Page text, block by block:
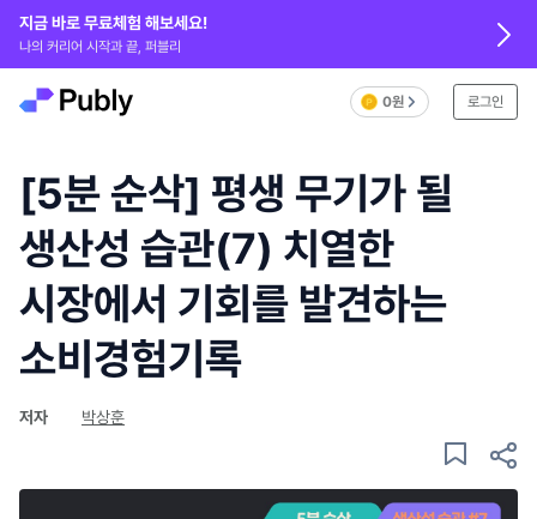
지금 바로 무료체험 해보세요!
나의 커리어 시작과 끝, 퍼블리
0원 로그인
[5분 순삭] 평생 무기가 될
생산성 습관(7) 치열한
시장에서 기회를 발견하는
소비경험기록
저자 박상훈